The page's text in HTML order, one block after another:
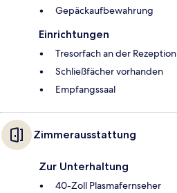
Gepäckaufbewahrung
Einrichtungen
Tresorfach an der Rezeption
Schließfächer vorhanden
Empfangssaal
Zimmerausstattung
Zur Unterhaltung
40-Zoll Plasmafernseher